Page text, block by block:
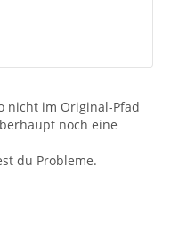
nicht im Original-Pfad
noch eine
du Probleme.